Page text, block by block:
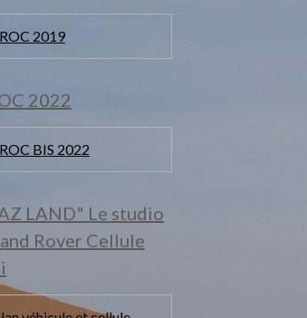
2019
2022
BIS 2022
LAND" Le studio
Rover Cellule